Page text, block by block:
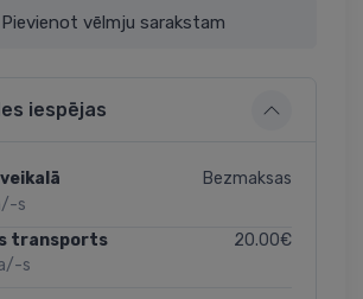
Pievienot vēlmju sarakstam
iespējas
s
Bezmaksas
transports
s
20.00€